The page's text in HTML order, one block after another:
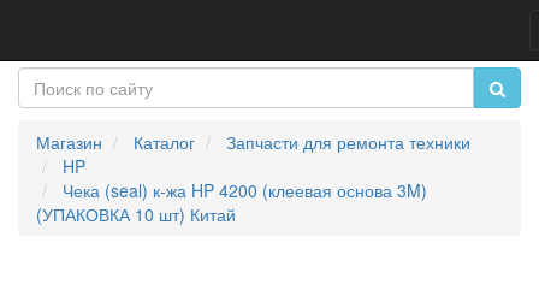
Магазин Каталог
Запчасти для ремонта техники
HP
Чека (seal) к-жа HP 4200 (клеевая основа 3M)
(УПАКОВКА 10 шт) Китай